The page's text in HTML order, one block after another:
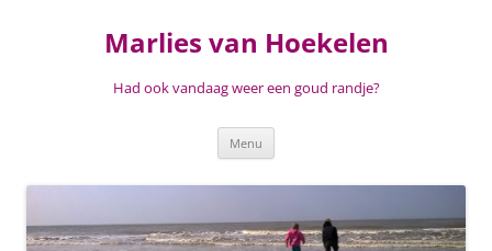
Marlies van Hoekelen
Had ook vandaag weer een goud randje?
Menu